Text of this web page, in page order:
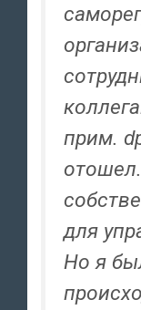
прим.
для
Но я